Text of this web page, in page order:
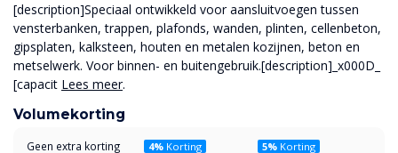
[description]Speciaal ontwikkeld voor aansluitvoegen tussen
vensterbanken, trappen, plafonds, wanden, plinten, cellenbeton,
gipsplaten, kalksteen, houten en metalen kozijnen, beton en
metselwerk. Voor binnen- en buitengebruik.[description]_x000D_
[capacit Lees meer.
Volumekorting
Geen extra korting 4% Korting 5% Korting